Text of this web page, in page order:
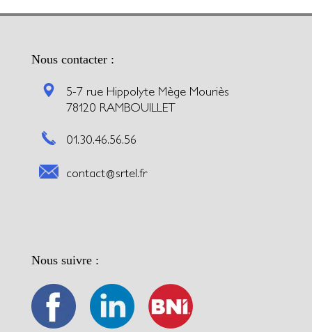
Nous contacter :
5-7 rue Hippolyte Mège Mouriès
78120 RAMBOUILLET
01.30.46.56.56
contact@srtel.fr
Nous suivre :